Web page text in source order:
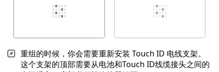
重组的时候，你会需要重新安装 Touch ID 电线支架。
这个支架的顶部需要从电池和Touch ID线缆接头之间的